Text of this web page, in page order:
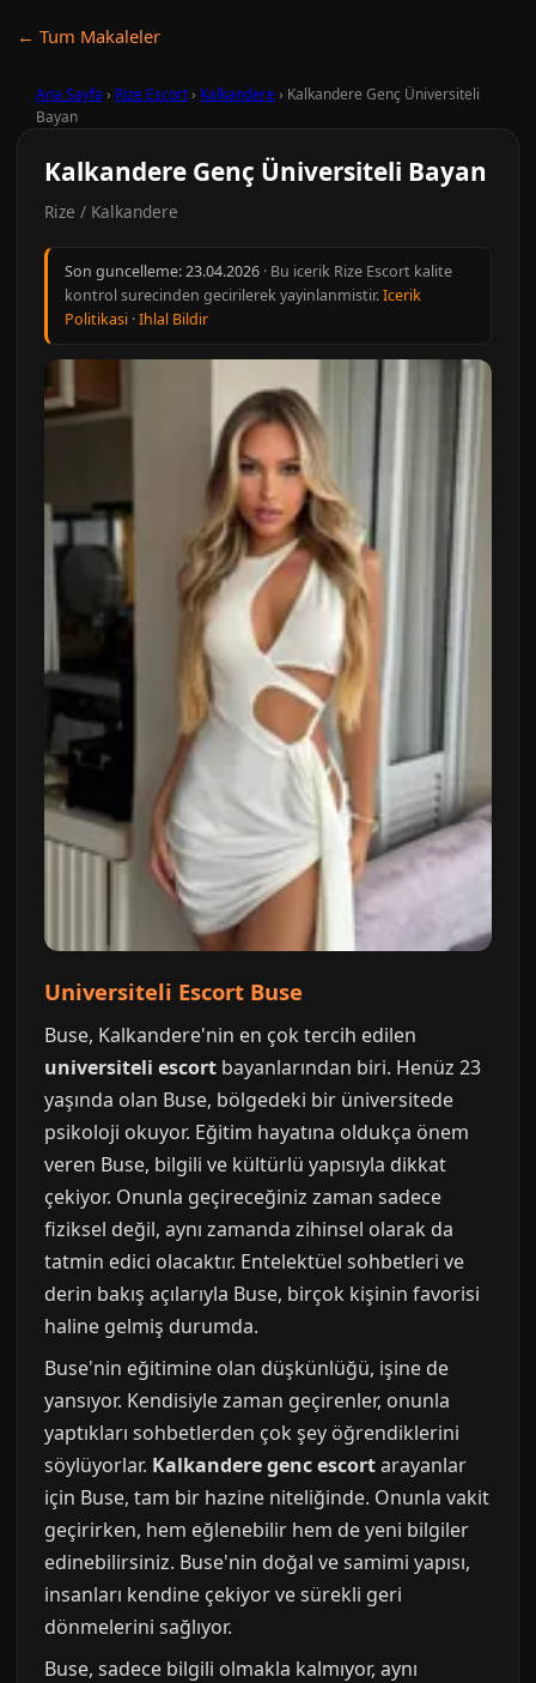
← Tum Makaleler
Ana Sayfa › Rize Escort› Kalkandere› Kalkandere Genç Üniversiteli
Bayan
Kalkandere Genç Üniversiteli Bayan
Rize / Kalkandere
Son guncelleme:23.04.2026 · Bu icerik Rize Escort kalite
kontrol surecinden gecirilerek yayinlanmistir.Icerik
Politikasi ·Ihlal Bildir
Universiteli Escort Buse
Buse, Kalkandere'nin en çok tercih edilen
universiteli escort bayanlarından biri. Henüz 23
yaşında olan Buse, bölgedeki bir üniversitede
psikoloji okuyor. Eğitim hayatına oldukça önem
veren Buse, bilgili ve kültürlü yapısıyla dikkat
çekiyor. Onunla geçireceğiniz zaman sadece
fiziksel değil, aynı zamanda zihinsel olarak da
tatmin edici olacaktır. Entelektüel sohbetleri ve
derin bakış açılarıyla Buse, birçok kişinin favorisi
haline gelmiş durumda.
Buse'nin eğitimine olan düşkünlüğü, işine de
yansıyor. Kendisiyle zaman geçirenler, onunla
yaptıkları sohbetlerden çok şey öğrendiklerini
söylüyorlar. Kalkandere genc escortarayanlar
için Buse, tam bir hazine niteliğinde. Onunla vakit
geçirirken, hem eğlenebilir hem de yeni bilgiler
edinebilirsiniz. Buse'nin doğal ve samimi yapısı,
insanları kendine çekiyor ve sürekli geri
dönmelerini sağlıyor.
Buse, sadece bilgili olmakla kalmıyor, aynı